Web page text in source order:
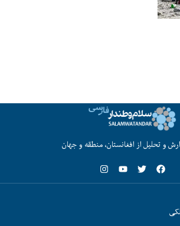
و تحلیل از افغانستان، منطقه و جهان